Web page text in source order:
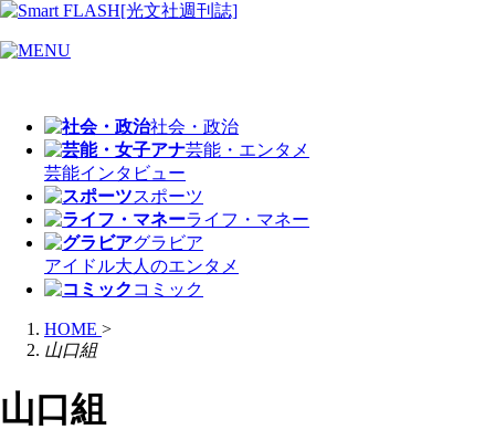
社会・政治
芸能・エンタメ
芸能インタビュー
スポーツ
ライフ・マネー
グラビア
アイドル大人のエンタメ
コミック
HOME >
山口組
山口組